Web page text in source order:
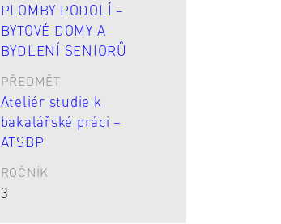
PLOMBY PODOLÍ –
BYTOVÉ DOMY A
BYDLENÍ SENIORŮ
PŘEDMĚT
Ateliér studie k
bakalářské práci –
ATSBP
ROČNÍK
3